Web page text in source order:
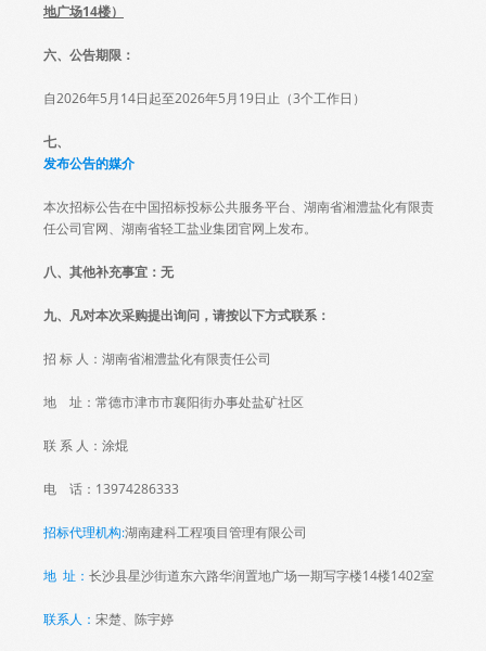
地广场14楼）
六、公告期限：
自2026年5月14日起至2026年5月19日止（3个工作日）
七、
发布公告的媒介
本次招标公告在中国招标投标公共服务平台、湖南省湘澧盐化有限责
任公司官网、湖南省轻工盐业集团官网上发布。
八、其他补充事宜： 无
九、凡对本次采购提出询问，请按以下方式联系：
招 标 人：湖南省湘澧盐化有限责任公司
地 址：常德市津市市襄阳街办事处盐矿社区
联 系 人：涂焜
电 话：13974286333
招标代理机构:湖南建科工程项目管理有限公司
地 址： 长沙县星沙街道东六路华润置地广场一期写字楼14楼1402室
联系人： 宋楚、陈宇婷